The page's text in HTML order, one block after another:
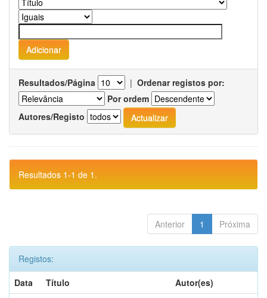
Resultados/Página | Ordenar registos por:
Por ordem
Autores/Registo
Resultados 1-1 de 1.
Anterior 1 Próxima
Registos:
Data
Título
Autor(es)